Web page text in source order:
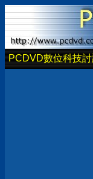
PCDVD數位科技